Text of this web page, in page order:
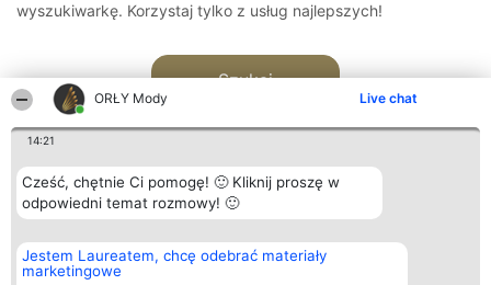
ORŁY Mody Live chat
14:21
Cześć, chętnie Ci pomogę! 🙂 Kliknij proszę w
odpowiedni temat rozmowy! 🙂
Jestem Laureatem, chcę odebrać materiały
marketingowe
wyszukiwarkę. Korzystaj tylko z usług najlepszych!
Szukaj
Organizator plebiscytu
Bright Side Solutions sp. z o.
o. sp. k.
Plebiscyt
Laureaci
Kontakt
Kontakt